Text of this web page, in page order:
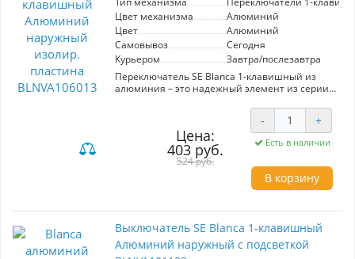
Цвет механизма
Алюминий
Цвет
Алюминий
Самовывоз
Сегодня
Курьером
Завтра/послезавтра
Переключатель SE Blanca 1-клавишный из
алюминия – это надежный элемент из серии
установки в помещениях и на улице. Модель
BLNVA106013 поставляется с изолирующей
пластиной, что обеспечивает дополнительную
безопасность при использовании. Устройство
поддерживает работу в сетях до 250В и ток до
10А, что делает его подходящим для
управления освещением в различных
установки в коридорах или у входов в
комнаты. Элегантный алюминиевый цвет
механизма придаёт ему стильный вид и
Цена:
403 руб.
524 руб.
- +
Есть в наличии
В корзину
Выключатель SE Blanca 1-клавишный
Алюминий наружный с подсветкой